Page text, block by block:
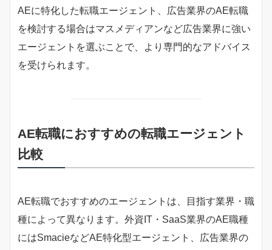
AEに特化した転職エージェント、広告業界のAE転職
を検討する場合はマスメディアンなど広告業界に強い
エージェントを選ぶことで、より専門的なアドバイス
を受けられます。
AE転職におすすめの転職エージェント
比較
AE転職でおすすめのエージェントは、目指す業界・職
種によって異なります。外資IT・SaaS業界のAE職種
にはSmacieなどAE特化型エージェント、広告業界の